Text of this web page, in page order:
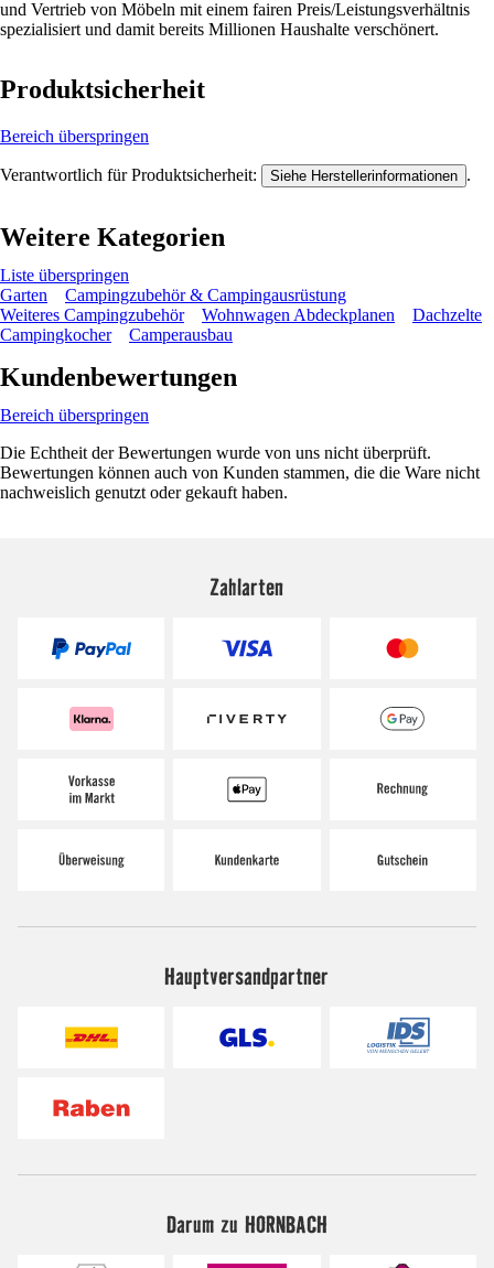
und Vertrieb von Möbeln mit einem fairen Preis/Leistungsverhältnis
spezialisiert und damit bereits Millionen Haushalte verschönert.
Produktsicherheit
Bereich überspringen
Verantwortlich für Produktsicherheit: Siehe Herstellerinformationen .
Weitere Kategorien
Liste überspringen
Garten
Campingzubehör & Campingausrüstung
Weiteres Campingzubehör
Wohnwagen Abdeckplanen
Dachzelte
Campingkocher
Camperausbau
Kundenbewertungen
Bereich überspringen
Die Echtheit der Bewertungen wurde von uns nicht überprüft.
Bewertungen können auch von Kunden stammen, die die Ware nicht
nachweislich genutzt oder gekauft haben.
Zahlarten
Hauptversandpartner
Darum zu HORNBACH